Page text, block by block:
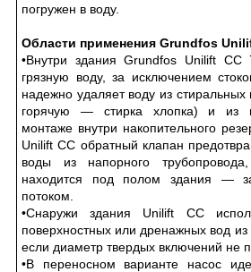
погружен в воду.
Области применения Grundfos
•Внутри здания Grundfos Unilift
грязную воду, за исключением
надежно удаляет воду из
горячую — стирка хлопка) и из
монтаже внутри накопительного
Unilift CC обратный клапан
воды из напорного
находится под полом здания —
потоком.
•Снаружи здания Unilift CC
поверхностных или дренажных вод из
если диаметр твердых включений не
•В переносном варианте насос